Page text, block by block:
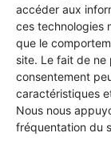
accéder aux
ces technologies
que le
site. Le fait de ne
consentement
caractéristiques
Nous nous
fréquentation du